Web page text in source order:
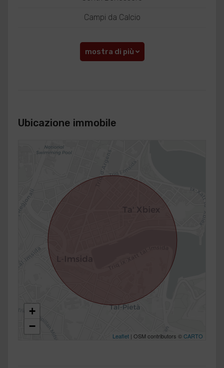
Campi da Calcio
mostra di più
Ubicazione immobile
+
−
Leaflet | OSM contributors ©CARTO